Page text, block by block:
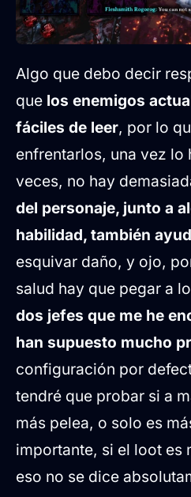
Algo que debo decir
que los enemigos
fáciles de leer, por lo
enfrentarlos, una vez lo
veces, no hay
del personaje, junto a
habilidad, también
esquivar daño, y ojo,
salud hay que pegar a
dos jefes que me he
han supuesto mucho
configuración por
tendré que probar si a
más pelea, o solo es
importante, si el loot es
eso no se dice